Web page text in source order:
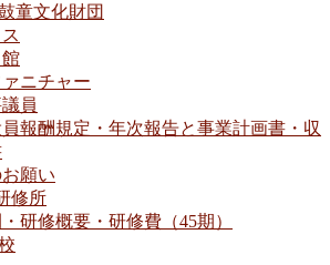
童文化財団
ニチャー
員
報酬規定・年次報告と事業計画書・収
願い
修所
研修概要・研修費（45期）